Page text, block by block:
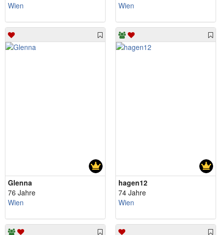
Wien
Wien
Glenna
76 Jahre
Wien
hagen12
74 Jahre
Wien